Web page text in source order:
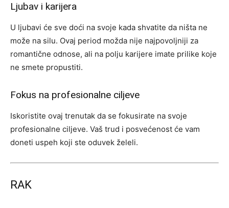
Ljubav i karijera
U ljubavi će sve doći na svoje kada shvatite da ništa ne
može na silu. Ovaj period možda nije najpovoljniji za
romantične odnose, ali na polju karijere imate prilike koje
ne smete propustiti.
Fokus na profesionalne ciljeve
Iskoristite ovaj trenutak da se fokusirate na svoje
profesionalne ciljeve. Vaš trud i posvećenost će vam
doneti uspeh koji ste oduvek želeli.
RAK